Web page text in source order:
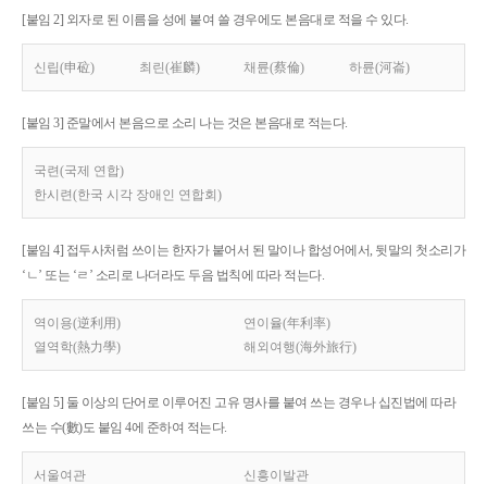
[붙임 2] 외자로 된 이름을 성에 붙여 쓸 경우에도 본음대로 적을 수 있다.
신립(申砬) 최린(崔麟) 채륜(蔡倫) 하륜(河崙)
[붙임 3] 준말에서 본음으로 소리 나는 것은 본음대로 적는다.
국련(국제 연합)
한시련(한국 시각 장애인 연합회)
[붙임 4] 접두사처럼 쓰이는 한자가 붙어서 된 말이나 합성어에서, 뒷말의 첫소리가
‘ㄴ’ 또는 ‘ㄹ’ 소리로 나더라도 두음 법칙에 따라 적는다.
역이용(逆利用)
연이율(年利率)
열역학(熱力學)
해외여행(海外旅行)
[붙임 5] 둘 이상의 단어로 이루어진 고유 명사를 붙여 쓰는 경우나 십진법에 따라
쓰는 수(數)도 붙임 4에 준하여 적는다.
서울여관 신흥이발관